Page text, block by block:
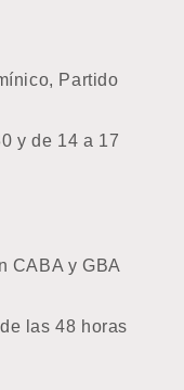
Partido
y de 14 a 17
CABA y GBA
las 48 horas